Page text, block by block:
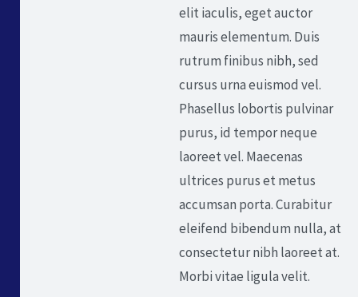
elit iaculis, eget auctor
mauris elementum. Duis
rutrum finibus nibh, sed
cursus urna euismod vel.
Phasellus lobortis pulvinar
purus, id tempor neque
laoreet vel. Maecenas
ultrices purus et metus
accumsan porta. Curabitur
eleifend bibendum nulla, at
consectetur nibh laoreet at.
Morbi vitae ligula velit.